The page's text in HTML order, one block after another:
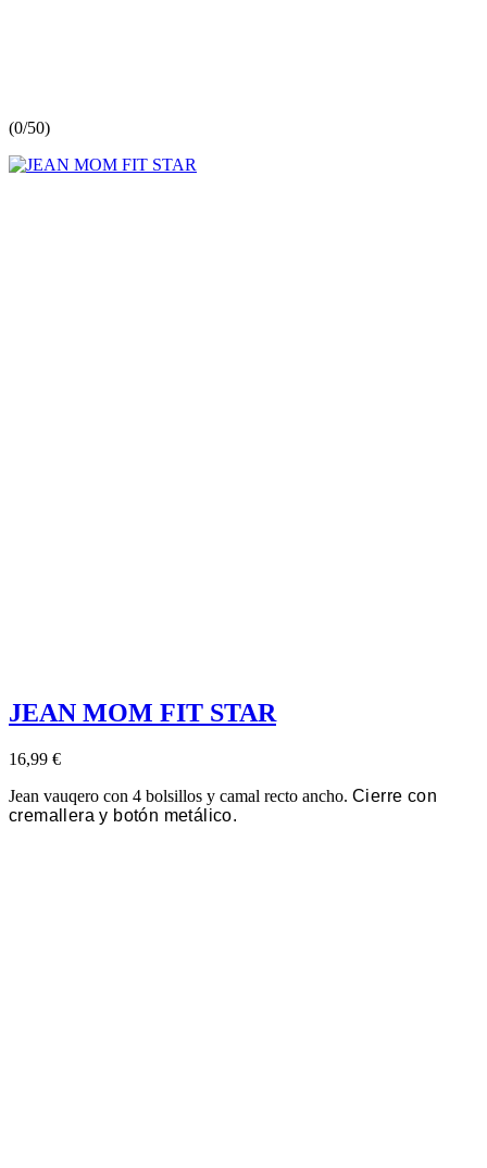
(0/50)
JEAN MOM FIT STAR
16,99 €
Jean vauqero con 4 bolsillos y camal recto ancho. Cierre con
cremallera y botón metálico.